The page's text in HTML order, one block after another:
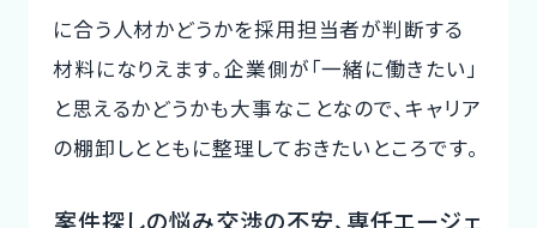
に合う人材かどうかを採用担当者が判断する
材料になりえます。企業側が「一緒に働きたい」
と思えるかどうかも大事なことなので、キャリア
の棚卸しとともに整理しておきたいところです。
案件探しの悩み交渉の不安、専任エージェ